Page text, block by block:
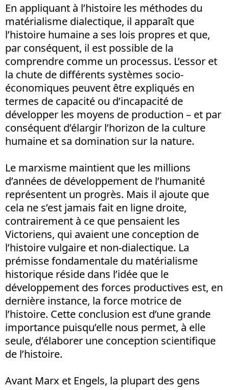
En appliquant à l’histoire les méthodes du
matérialisme dialectique, il apparaît que
l’histoire humaine a ses lois propres et que,
par conséquent, il est possible de la
comprendre comme un processus. L’essor et
la chute de différents systèmes socio-
économiques peuvent être expliqués en
termes de capacité ou d’incapacité de
développer les moyens de production – et par
conséquent d’élargir l’horizon de la culture
humaine et sa domination sur la nature.
Le marxisme maintient que les millions
d’années de développement de l’humanité
représentent un progrès. Mais il ajoute que
cela ne s’est jamais fait en ligne droite,
contrairement à ce que pensaient les
Victoriens, qui avaient une conception de
l’histoire vulgaire et non-dialectique. La
prémisse fondamentale du matérialisme
historique réside dans l’idée que le
développement des forces productives est, en
dernière instance, la force motrice de
l’histoire. Cette conclusion est d’une grande
importance puisqu’elle nous permet, à elle
seule, d’élaborer une conception scientifique
de l’histoire.
Avant Marx et Engels, la plupart des gens